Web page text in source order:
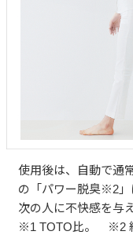
使用後は、自動で通
の「パワー脱臭※2」
次の人に不快感を与
※1 TOTO比。 ※2 約